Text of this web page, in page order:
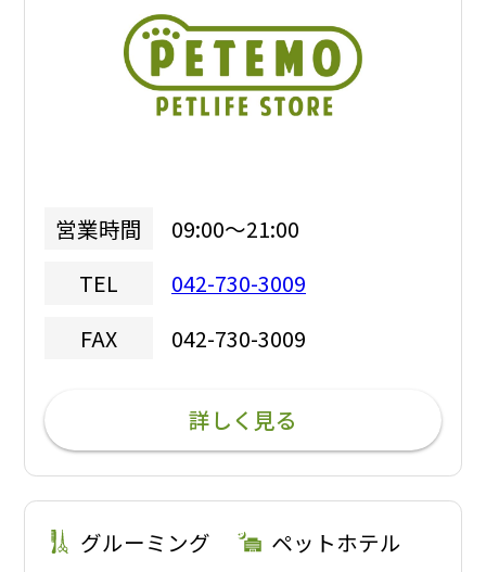
営業時間
09:00～21:00
TEL
042-730-3009
FAX
042-730-3009
詳しく見る
グルーミング ペットホテル